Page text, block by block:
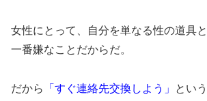
女性にとって、自分を単なる性の道具
一番嫌なことだからだ。
だから 「すぐ連絡先交換しよう」
とい